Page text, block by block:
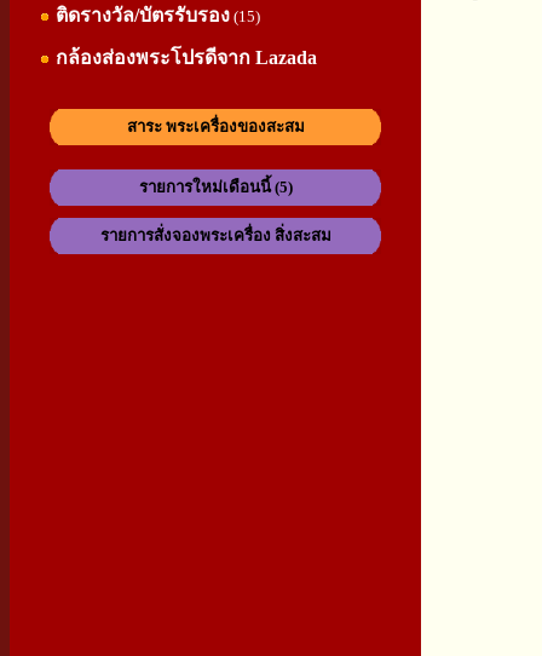
ติดรางวัล/บัตรรับรอง (15)
กล้องส่องพระโปรดีจาก Lazada
สาระ พระเครื่องของสะสม
รายการใหม่เดือนนี้ (5)
รายการสั่งจองพระเครื่อง สิ่งสะสม